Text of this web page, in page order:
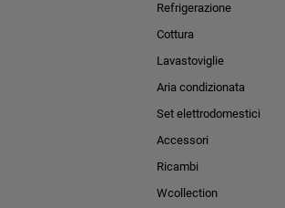
Refrigerazione
Cottura
Lavastoviglie
Aria condizionata
Set elettrodomestici
Accessori
Ricambi
Wcollection